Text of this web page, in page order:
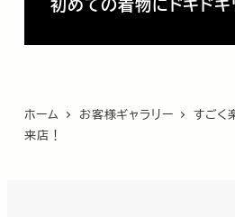
ホーム お客様ギャラリー
すごく
来店！